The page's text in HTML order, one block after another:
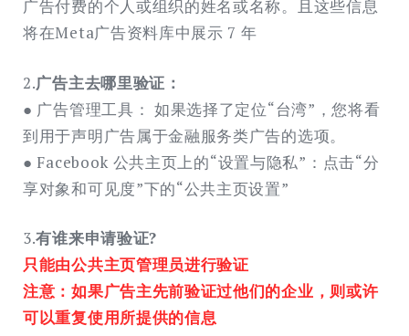
广告付费的个人或组织的姓名或名称。且这些信息
将在Meta广告资料库中展示 7 年
2.广告主去哪里验证：
● 广告管理工具： 如果选择了定位“台湾”，您将看
到用于声明广告属于金融服务类广告的选项。
● Facebook 公共主页上的“设置与隐私”：点击“分
享对象和可见度”下的“公共主页设置”
3.有谁来申请验证?
只能由公共主页管理员进行验证
注意：如果广告主先前验证过他们的企业，则或许
可以重复使用所提供的信息